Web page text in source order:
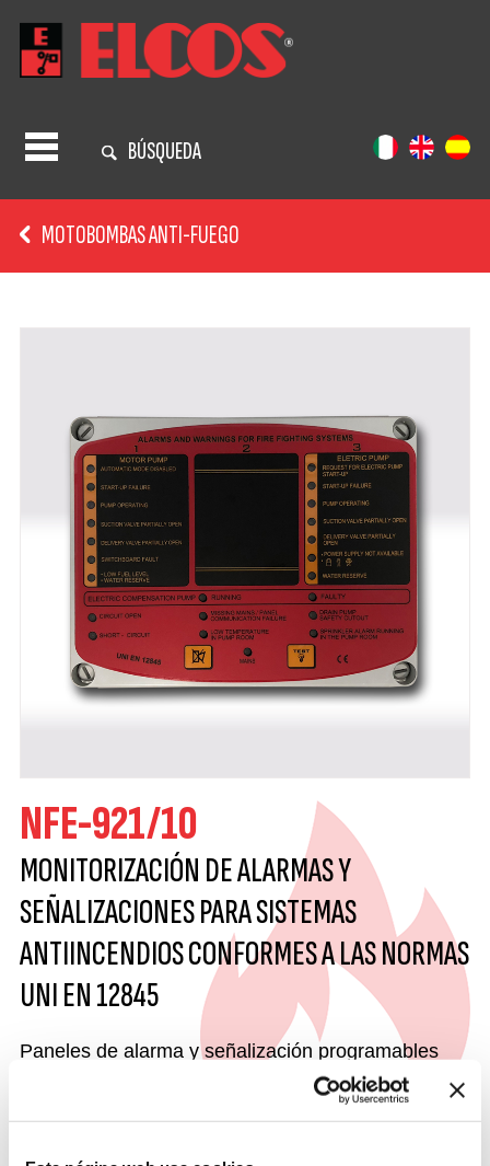
BÚSQUEDA
MOTOBOMBAS ANTI-FUEGO
NFE-921/10
MONITORIZACIÓN DE ALARMAS Y
SEÑALIZACIONES PARA SISTEMAS
ANTIINCENDIOS CONFORMES A LAS NORMAS
UNI EN 12845
Paneles de alarma y señalización programables
según la composición de la estación antiincendios
y conectables a los de recolección de datos con
montan estas unidades de control: C-12845-485,